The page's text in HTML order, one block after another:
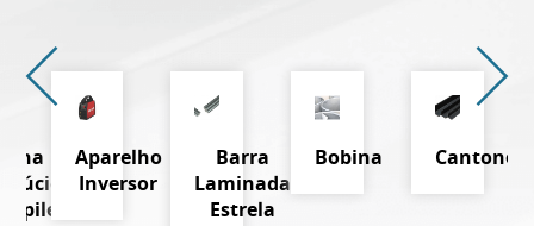
Aparelho
Inversor
Barra
Laminada
Estrela
Bobina